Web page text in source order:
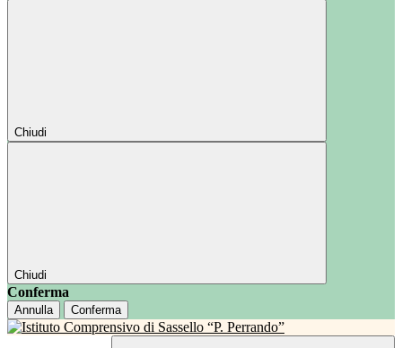
Chiudi
Chiudi
Conferma
Annulla Conferma